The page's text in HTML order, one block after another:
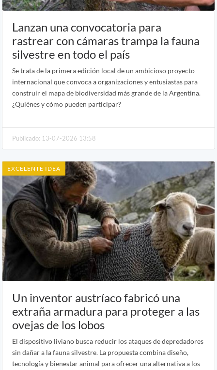
Lanzan una convocatoria para
rastrear con cámaras trampa la fauna
silvestre en todo el país
Se trata de la primera edición local de un ambicioso proyecto
internacional que convoca a organizaciones y entusiastas para
construir el mapa de biodiversidad más grande de la Argentina.
¿Quiénes y cómo pueden participar?
Publicado: 13-07-2026 13:58
EXCELENTE IDEA
Un inventor austríaco fabricó una
extraña armadura para proteger a las
ovejas de los lobos
El dispositivo liviano busca reducir los ataques de depredadores
sin dañar a la fauna silvestre. La propuesta combina diseño,
tecnología y bienestar animal para ofrecer una alternativa a los